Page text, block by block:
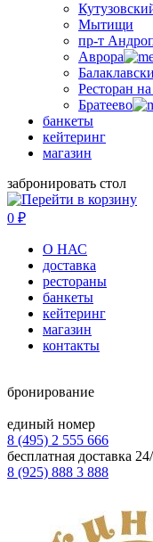
Мытищи
пр-т
Аврора
Ресторан
Братеево
банкеты
кейтеринг
магазин
забронировать стол
0 ₽
О НАС
доставка
рестораны
банкеты
кейтеринг
магазин
контакты
бронирование
единый номер
8 (495) 2 555 666
бесплатная доставка
8 (925) 888 3 888